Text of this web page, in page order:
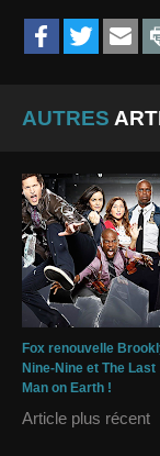
AUTRES
Fox renouvelle
Nine-Nine et The Last
Man on Earth !
Article plus récent